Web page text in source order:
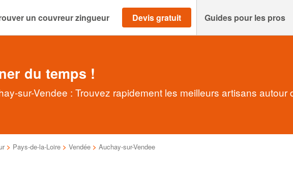
un couvreur zingueur Devis gratuit Guides pour les pros
du temps !
sur-Vendee : Trouvez rapidement les meilleurs artisans autour
> Pays-de-la-Loire > Vendée > Auchay-sur-Vendee